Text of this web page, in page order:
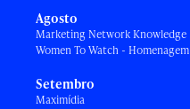
Agosto
Marketing Network Knowledge
Women To Watch - Homenagem
Setembro
Maximídia